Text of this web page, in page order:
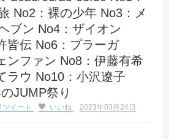
No2：裸の少年 No3：メ
ブン No4：ザイオン
皆伝 No6：プラーガ
ンファン No8：伊藤有希
ラウ No10：小沢遼子
JUMP祭り
ツイート いいね
2023年03月24日